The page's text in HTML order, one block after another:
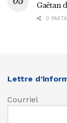
Gaëtan
0
Lettre
Courriel